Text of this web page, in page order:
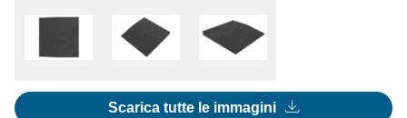
Scarica tutte le immagini